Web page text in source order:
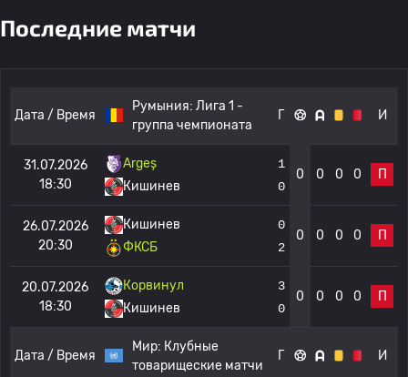
Последние матчи
Дата / Время
Румыния: Лига 1 -
группа чемпионата
Г И
31.07.2026
18:30
Argeș
Кишинев
1
0
0 0 0 0 П
26.07.2026
20:30
Кишинев
ФКСБ
0
2
0 0 0 0 П
20.07.2026
18:30
Корвинул
Кишинев
3
0
0 0 0 0 П
Дата / Время
Мир: Клубные
товарищеские матчи
Г И